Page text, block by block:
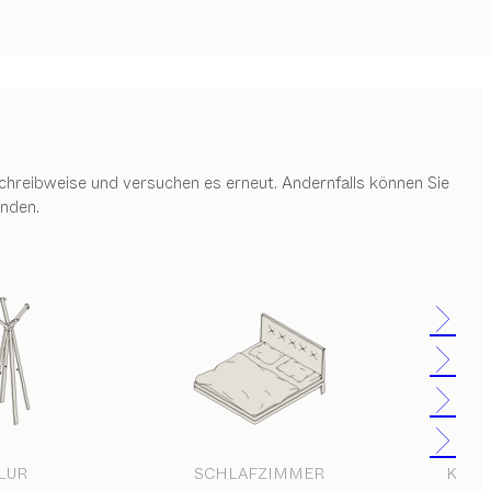
und versuchen es erneut. Andernfalls können Sie
SCHLAFZIMMER